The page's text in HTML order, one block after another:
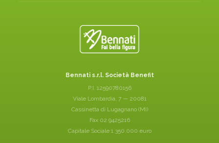
Bennati s.r.l. Società Benefit
P.I. 12590780156
Viale Lombardia, 7 — 20081
Cassinetta di Lugagnano (MI)
Fax 02 9425216
Capitale Sociale 1.350.000 euro